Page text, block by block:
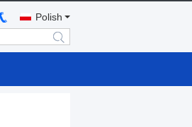
Polish
search